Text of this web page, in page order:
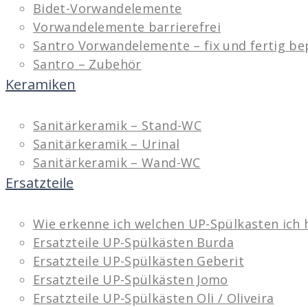
Bidet-Vorwandelemente
Vorwandelemente barrierefrei
Santro Vorwandelemente – fix und fertig
Santro – Zubehör
Keramiken
Sanitärkeramik – Stand-WC
Sanitärkeramik – Urinal
Sanitärkeramik – Wand-WC
Ersatzteile
Wie erkenne ich welchen UP-Spülkasten ich
Ersatzteile UP-Spülkästen Burda
Ersatzteile UP-Spülkästen Geberit
Ersatzteile UP-Spülkästen Jomo
Ersatzteile UP-Spülkästen Oli / Oliveira